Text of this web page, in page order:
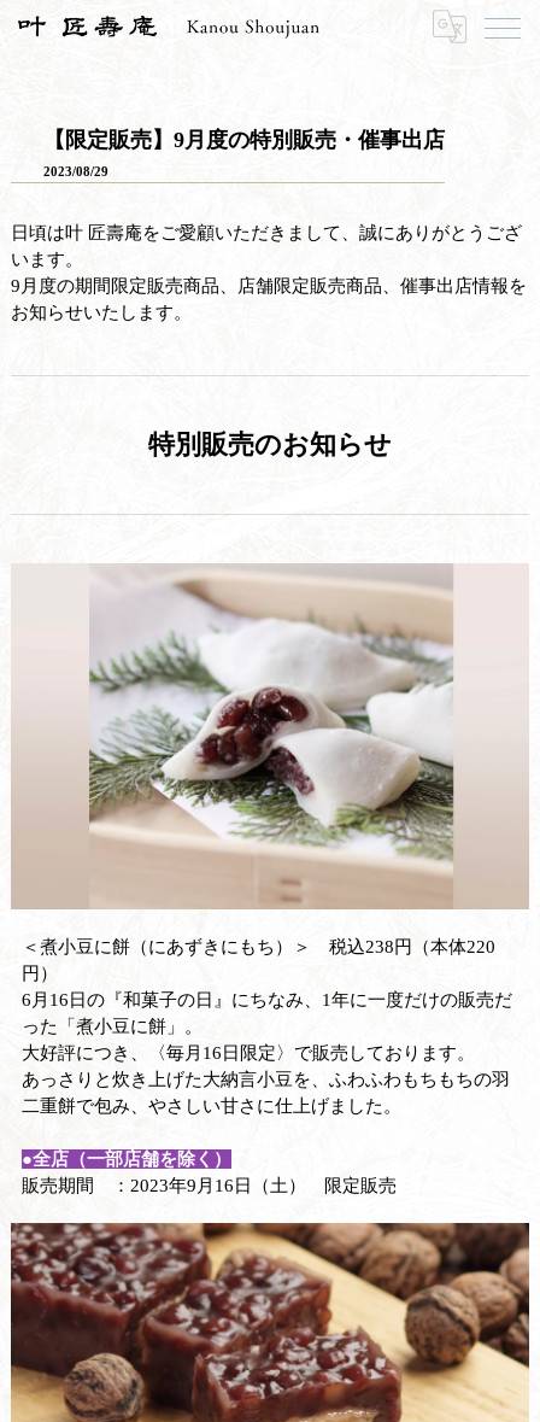
HOME お知らせ 【限定販売】9月度の特別販売・催事出店
【限定販売】9月度の特別販売・催事出店
2023/08/29
日頃は叶 匠壽庵をご愛顧いただきまして、誠にありがとうござ
います。
9月度の期間限定販売商品、店舗限定販売商品、催事出店情報を
お知らせいたします。
特別販売のお知らせ
＜煮小豆に餅（にあずきにもち）＞ 税込238円（本体220
円）
6月16日の『和菓子の日』にちなみ、1年に一度だけの販売だ
った「煮小豆に餅」。
大好評につき、〈毎月16日限定〉で販売しております。
あっさりと炊き上げた大納言小豆を、ふわふわもちもちの羽
二重餅で包み、やさしい甘さに仕上げました。
●全店（一部店舗を除く）
販売期間 ：2023年9月16日（土） 限定販売